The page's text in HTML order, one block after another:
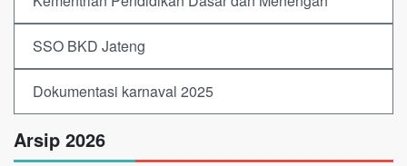
SSO BKD Jateng
Dokumentasi karnaval 2025
Arsip 2026